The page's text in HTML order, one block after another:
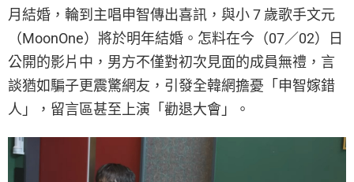
月結婚，輪到主唱申智傳出喜訊，與小 7 歲歌手文元
（MoonOne）將於明年結婚。怎料在今（07／02）日
公開的影片中，男方不僅對初次見面的成員無禮，言
談猶如騙子更震驚網友，引發全韓網擔憂「申智嫁錯
人」，留言區甚至上演「勸退大會」。